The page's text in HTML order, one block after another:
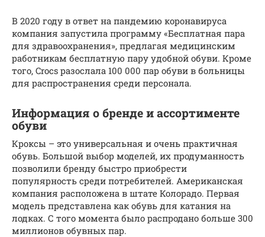
В 2020 году в ответ на пандемию коронавируса
компания запустила программу «Бесплатная пара
для здравоохранения», предлагая медицинским
работникам бесплатную пару удобной обуви. Кроме
того, Crocs разослала 100 000 пар обуви в больницы
для распространения среди персонала.
Информация о бренде и ассортименте
обуви
Кроксы – это универсальная и очень практичная
обувь. Большой выбор моделей, их продуманность
позволили бренду быстро приобрести
популярность среди потребителей. Американская
компания расположена в штате Колорадо. Первая
модель представлена как обувь для катания на
лодках. С того момента было распродано больше 300
миллионов обувных пар.